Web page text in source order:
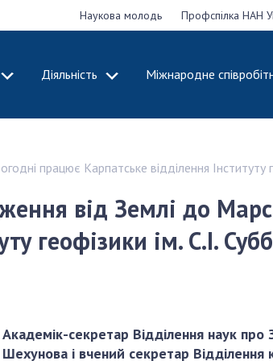
Наукова молодь Профспілка НАН
Діяльність Міжнародне
України
Апарат Президії
Секція фізико-
технічних і
математичних
Секція суспільних
Сесії
України
Річні звіти
Річні
технологій в
працює Карпатське відділення Інституту
від Землі до
геофізики ім. С.І.
Академік-секретар Відділення наук
Шехунова і вчений секретар Відділення